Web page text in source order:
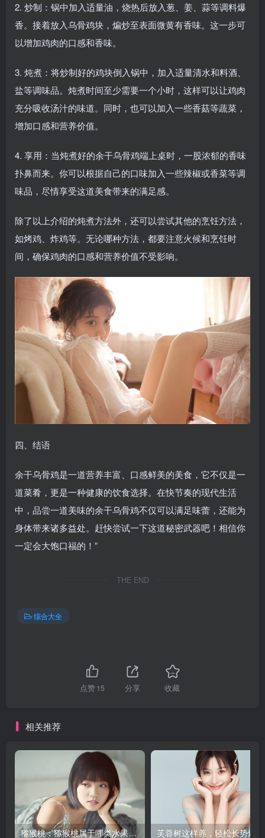
2. 炒制：锅中加入适量油，烧热后放入葱、姜、蒜等调料爆
香。接着放入乌骨鸡块，煸炒至表面微黄有香味。这一步可
以增加鸡肉的口感和香味。
3. 炖煮：将炒制好的鸡块倒入锅中，加入适量清水和料酒、
盐等调味品。炖煮时间至少需要一个小时，这样可以让鸡肉
充分吸收汤汁的味道。同时，也可以加入一些香菇等蔬菜，
增加口感和营养价值。
4. 享用：当炖煮好的余干乌骨鸡端上桌时，一股浓郁的香味
扑鼻而来。你可以根据自己的口味加入一些辣椒或香菜等调
味品，尽情享受这道美食带来的满足感。
除了以上介绍的炖煮方法外，还可以尝试其他的烹饪方法，
如烤鸡、炸鸡等。无论哪种方法，都要注意火候和烹饪时
间，确保鸡肉的口感和营养价值不受影响。
四、结语
余干乌骨鸡是一道营养丰富、口感鲜美的美食，它不仅是一
道菜肴，更是一种健康的饮食选择。在快节奏的现代生活
中，品尝一道美味的余干乌骨鸡不仅可以满足味蕾，还能为
身体带来诸多益处。赶快尝试一下这道秘密武器吧！相信你
一定会大饱口福的！”
THE END
综合大全
点赞15 分享 收藏
相关推荐
猕猴桃：猕猴桃属于哪类水果，营养价值一览无遗！ 芙蓉树这样养，轻松长势爆